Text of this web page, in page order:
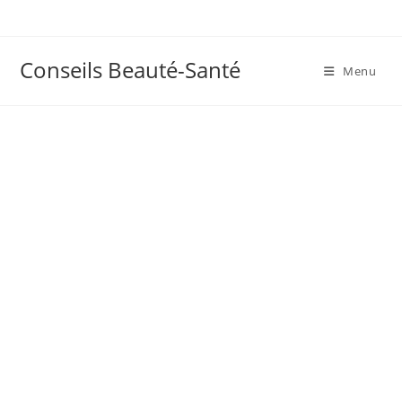
Conseils Beauté-Santé Menu